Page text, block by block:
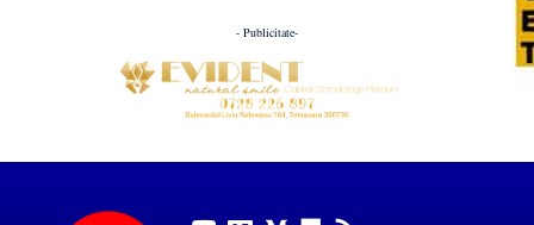
- Publicitate-